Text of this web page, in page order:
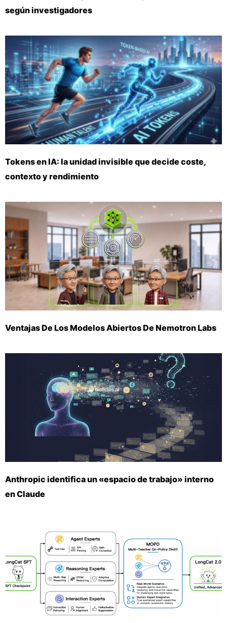
según investigadores
Tokens en IA: la unidad invisible que decide coste,
contexto y rendimiento
Ventajas De Los Modelos Abiertos De Nemotron Labs
Anthropic identifica un «espacio de trabajo» interno
en Claude